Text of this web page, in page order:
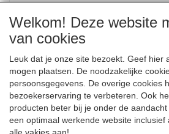
reparatie en onderhoud
verkooppunten Cellarrich
merken
nieuwsbrief
Welkom! Deze website
van cookies
Leuk dat je onze site bezoekt. Geef hier
mogen plaatsen. De noodzakelijke
persoonsgegevens. De overige cookies
bezoekerservaring te verbeteren. Ook
producten beter bij je onder de
een optimaal werkende website inclusief